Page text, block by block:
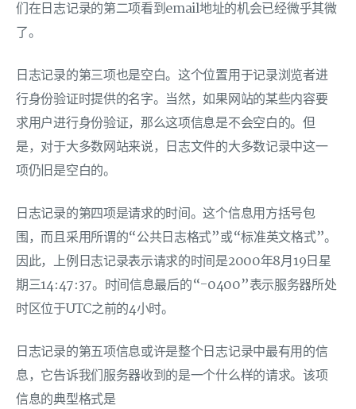
们在日志记录的第二项看到email地址的机会已经微乎其微
了。
日志记录的第三项也是空白。这个位置用于记录浏览者进
行身份验证时提供的名字。当然，如果网站的某些内容要
求用户进行身份验证，那么这项信息是不会空白的。但
是，对于大多数网站来说，日志文件的大多数记录中这一
项仍旧是空白的。
日志记录的第四项是请求的时间。这个信息用方括号包
围，而且采用所谓的“公共日志格式”或“标准英文格式”。
因此，上例日志记录表示请求的时间是2000年8月19日星
期三14:47:37。时间信息最后的“-0400”表示服务器所处
时区位于UTC之前的4小时。
日志记录的第五项信息或许是整个日志记录中最有用的信
息，它告诉我们服务器收到的是一个什么样的请求。该项
信息的典型格式是